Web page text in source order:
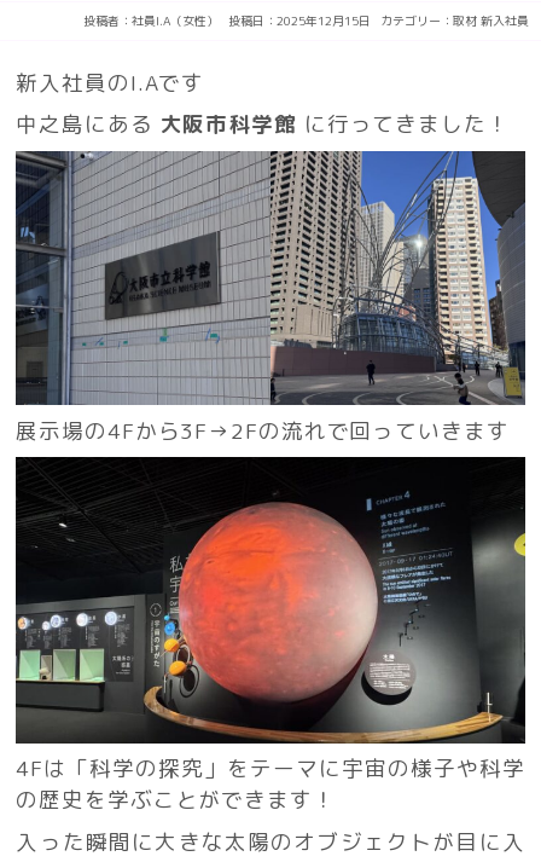
投稿者： 社員I.A（女性） 投稿日：2025年12月15日 カテゴリー： 取材 新入社員
新入社員のI.Aです
中之島にある 大阪市科学館 に行ってきました！
展示場の4Fから3F→2Fの流れで回っていきます
4Fは「科学の探究」をテーマに宇宙の様子や科学
の歴史を学ぶことができます！
入った瞬間に大きな太陽のオブジェクトが目に入